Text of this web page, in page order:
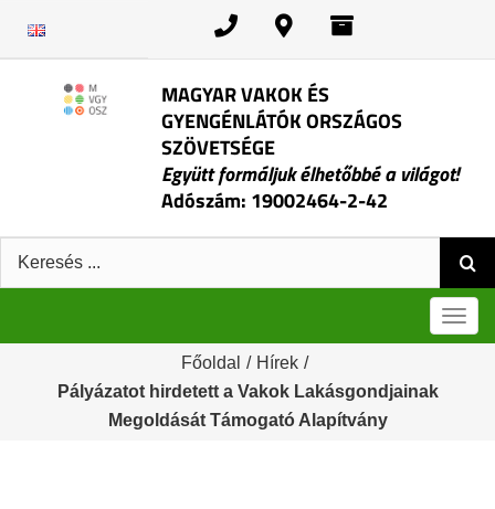
MAGYAR VAKOK ÉS
GYENGÉNLÁTÓK ORSZÁGOS
SZÖVETSÉGE
Együtt formáljuk élhetőbbé a világot!
Adószám: 19002464-2-42
Keresés:
Főoldal / Hírek /
Pályázatot hirdetett a Vakok Lakásgondjainak
Megoldását Támogató Alapítvány